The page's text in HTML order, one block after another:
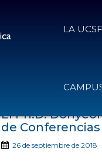
LA UCSF
El Ph.D.
de
26 de septiembre de 2018